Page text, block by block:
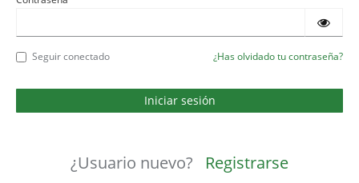
Seguir conectado ¿Has olvidado tu contraseña?
¿Usuario nuevo? Registrarse